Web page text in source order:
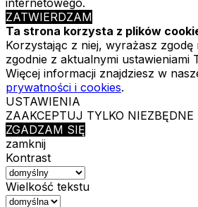
internetowego.
ZATWIERDZAM
Ta strona korzysta z plików
Korzystając z niej, wyrażasz
zgodnie z aktualnymi ustawieniami
Więcej informacji znajdziesz w
prywatności i cookies.
USTAWIENIA
ZAAKCEPTUJ TYLKO NIEZBĘDNE
ZGADZAM SIĘ
zamknij
Kontrast
Wielkość tekstu